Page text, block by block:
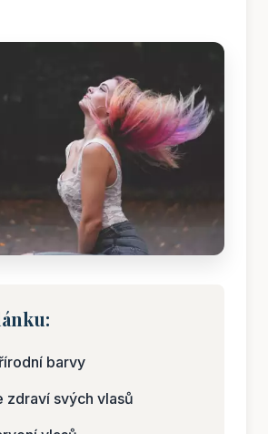
barvy
zdraví svých vlasů